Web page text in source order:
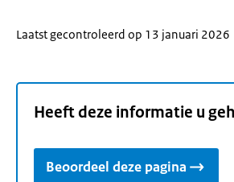
Laatst gecontroleerd op 13 januari 2026
Heeft deze informatie u
Beoordeel deze pagina